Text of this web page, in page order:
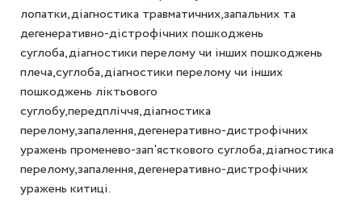
лопатки,діагностика травматичних,запальних та
дегенеративно-дістрофічних пошкоджень
суглоба,діагностики перелому чи інших пошкоджень
плеча,суглоба,діагностики перелому чи інших
пошкоджень ліктьового
суглобу,передпліччя,діагностика
перелому,запалення,дегенеративно-дистрофічних
уражень променево-зап'ясткового суглоба,діагностика
перелому,запалення,дегенеративно-дистрофічних
уражень китиці.